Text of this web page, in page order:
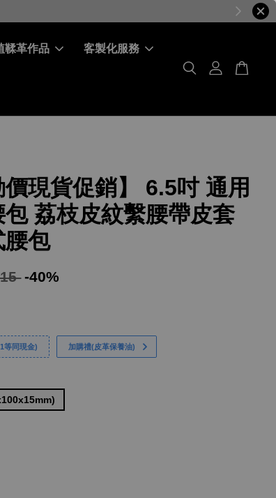
鞣革作品 客製化服務
價現貨促銷】 6.5吋 通用
荔枝皮紋繫腰帶皮套
腰包
-40%
等同現金) 加購禮(皮革保養油)